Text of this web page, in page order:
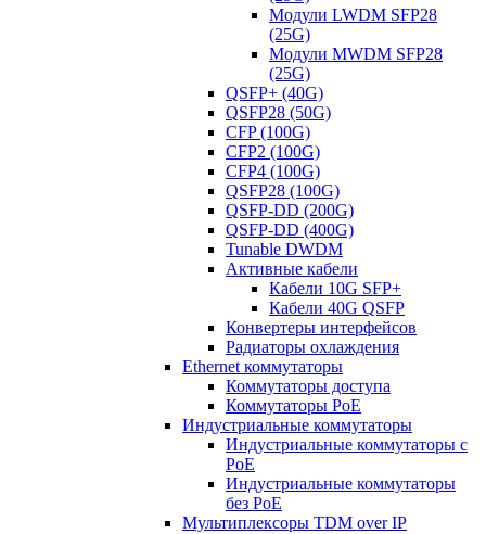
Модули LWDM SFP28
(25G)
Модули MWDM SFP28
(25G)
QSFP+ (40G)
QSFP28 (50G)
CFP (100G)
CFP2 (100G)
CFP4 (100G)
QSFP28 (100G)
QSFP-DD (200G)
QSFP-DD (400G)
Tunable DWDM
Активные кабели
Кабели 10G SFP+
Кабели 40G QSFP
Конвертеры интерфейсов
Радиаторы охлаждения
Ethernet коммутаторы
Коммутаторы доступа
Коммутаторы PoE
Индустриальные коммутаторы
Индустриальные коммутаторы с
PoE
Индустриальные коммутаторы
без PoE
Мультиплексоры TDM over IP